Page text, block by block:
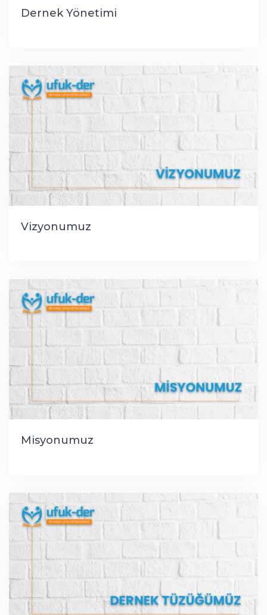
Dernek Yönetimi
Vizyonumuz
Misyonumuz